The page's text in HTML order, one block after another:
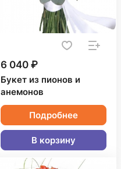
6 040 ₽
Букет из пионов и
анемонов
Подробнее
В корзину